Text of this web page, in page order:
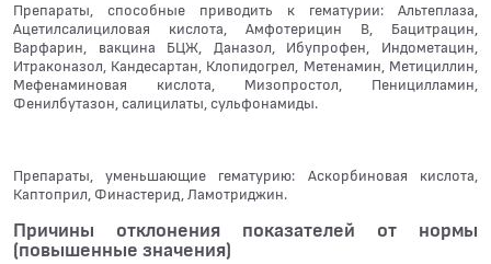
Препараты, способные приводить к гематурии: Альтеплаза,
Ацетилсалициловая кислота, Амфотерицин В, Бацитрацин,
Варфарин, вакцина БЦЖ, Даназол, Ибупрофен, Индометацин,
Итраконазол, Кандесартан, Клопидогрел, Метенамин, Метициллин,
Мефенаминовая кислота, Мизопростол, Пеницилламин,
Фенилбутазон, салицилаты, сульфонамиды.
Препараты, уменьшающие гематурию: Аскорбиновая кислота,
Каптоприл, Финастерид, Ламотриджин.
Причины отклонения показателей от нормы
(повышенные значения)